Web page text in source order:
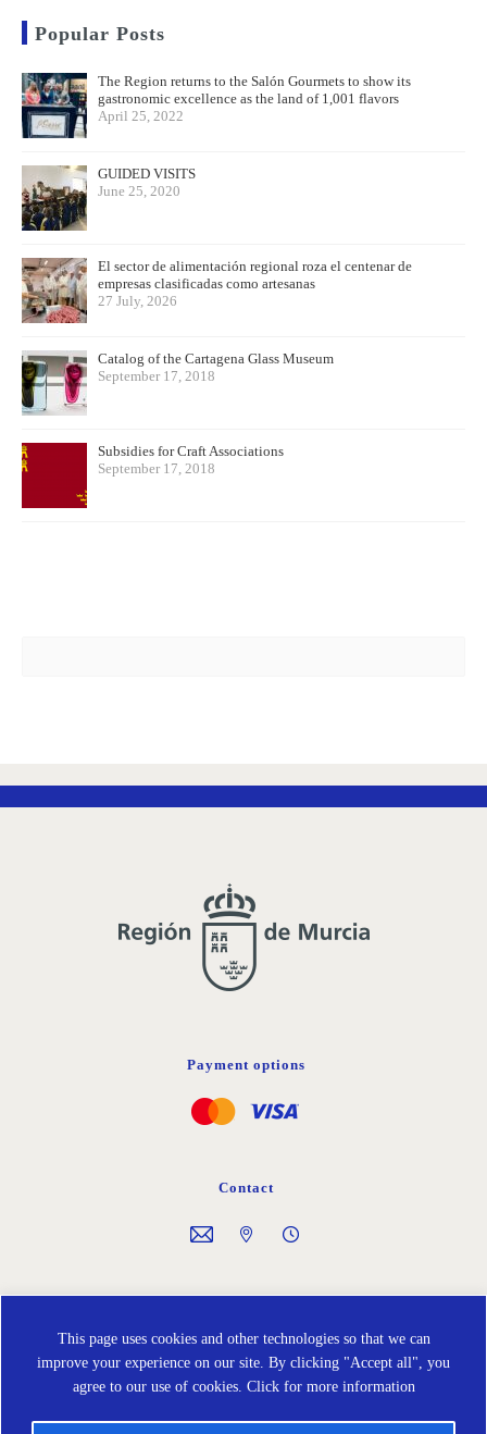
This page uses cookies and other technologies so that we can
improve your experience on our site. By clicking "Accept all", you
agree to our use of cookies. Click for more information
Popular Posts
The Region returns to the Salón Gourmets to show its
gastronomic excellence as the land of 1,001 flavors
April 25, 2022
GUIDED VISITS
June 25, 2020
El sector de alimentación regional roza el centenar de
empresas clasificadas como artesanas
27 July, 2026
Catalog of the Cartagena Glass Museum
September 17, 2018
Subsidies for Craft Associations
September 17, 2018
Payment options
Contact